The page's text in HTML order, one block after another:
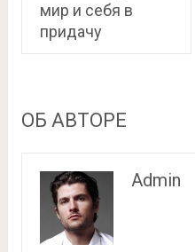
мир и себя в
придачу
ОБ АВТОРЕ
Admin